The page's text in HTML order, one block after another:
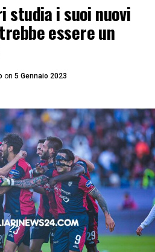
studia i suoi nuovi
essere un
on 5 Gennaio 2023